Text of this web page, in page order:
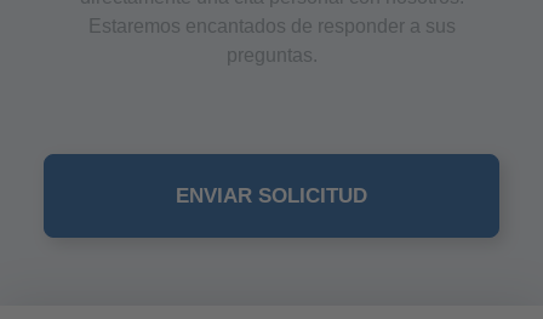
Estaremos encantados de responder a sus
preguntas.
ENVIAR SOLICITUD